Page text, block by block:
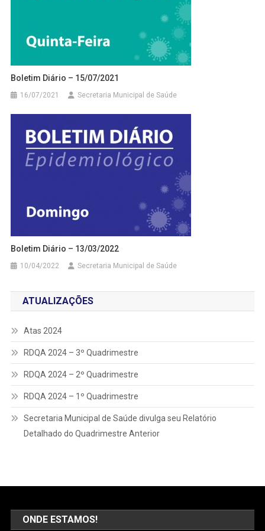
Boletim Diário – 15/07/2021
16/07/2021 Secretaria Municipal de Saúde
Boletim Diário – 13/03/2022
10/04/2022 Secretaria Municipal de Saúde
ATUALIZAÇÕES
Atas 2024
RDQA 2024 – 3º Quadrimestre
RDQA 2024 – 2º Quadrimestre
RDQA 2024 – 1º Quadrimestre
Secretaria Municipal de Saúde divulga seu Relatório
Detalhado do Quadrimestre Anterior
ONDE ESTAMOS!